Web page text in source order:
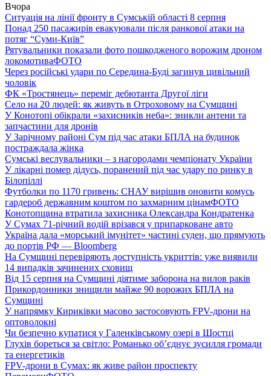
Вчора
Ситуація на лінії фронту в Сумській області 8 серпня
Понад 250 пасажирів евакуювали після ранкової атаки на
потяг “Суми-Київ”
Рятувальники показали фото пошкодженого ворожим дроном
локомотиваФОТО
Через російські удари по Середина-Буді загинув цивільний
чоловік
ФК «Тростянець» переміг дебютанта Другої ліги
Село на 20 людей: як живуть в Отроховому на Сумщині
У Конотопі обікрали «захисників неба»: зникли антени та
запчастини для дронів
У Зарічному районі Сум під час атаки БПЛА на будинок
постраждала жінка
Сумські веслувальники – з нагородами чемпіонату України
У лікарні помер дідусь, поранений під час удару по ринку в
Білопіллі
Футболки по 1170 гривень: СНАУ вирішив оновити комусь
гардероб державним коштом по захмарним цінамФОТО
Конотопщина втратила захисника Олександра Кондратенка
У Сумах 71-річний водій врізався у припарковане авто
Україна дала «морський імунітет» частині суден, що прямують
до портів РФ — Bloomberg
На Сумщині перевіряють доступність укриттів: уже виявили
14 випадків зачинених сховищ
Від 15 серпня на Сумщині діятиме заборона на вилов раків
Прикордонники знищили майже 90 ворожих БПЛА на
Сумщині
У напрямку Кириківки масово застосовують FPV-дрони на
оптоволокні
Чи безпечно купатися у Галенківському озері в Шостці
Глухів бореться за світло: Романько об’єднує зусилля громади
та енергетиків
FPV-дрони в Сумах: як живе район проспекту